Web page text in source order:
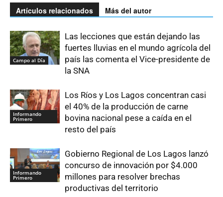
Artículos relacionados Más del autor
Campo al Día
Las lecciones que están dejando las
fuertes lluvias en el mundo agrícola del
país las comenta el Vice-presidente de
la SNA
Informando
Primero
Los Ríos y Los Lagos concentran casi
el 40% de la producción de carne
bovina nacional pese a caída en el
resto del país
Informando
Primero
Gobierno Regional de Los Lagos lanzó
concurso de innovación por $4.000
millones para resolver brechas
productivas del territorio